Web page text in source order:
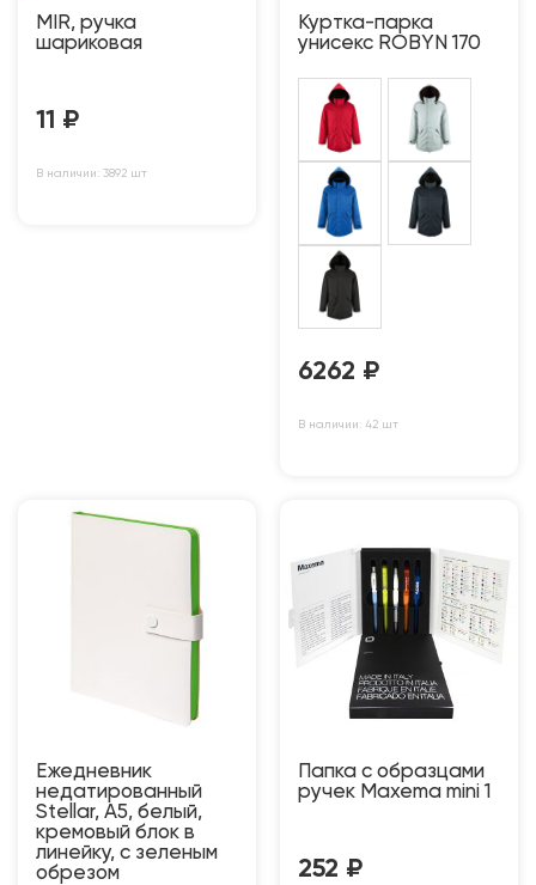
MIR, ручка
шариковая
11 ₽
В наличии: 3892 шт
Куртка-парка
унисекс ROBYN 170
6262 ₽
В наличии: 42 шт
Ежедневник
недатированный
Stellar, А5, белый,
кремовый блок в
линейку, с зеленым
обрезом
Папка c образцами
ручек Maxema mini 1
252 ₽